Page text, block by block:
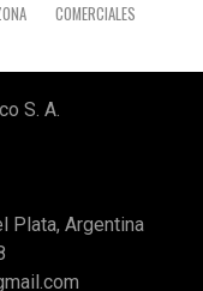
COMERCIALES
S. A.
Plata, Argentina